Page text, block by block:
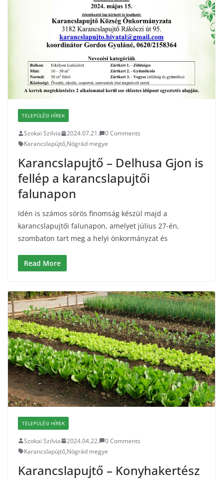
TELEPÜLÉSI HÍREK
Szokai Szilvia 2024.07.21.
0 Comments
Karancslapújtő,Nógrád megye
Karancslapujtő – Delhusa Gjon is
fellép a karancslapujtői
falunapon
Idén is számos sörös finomság készül majd a
karancslapujtői falunapon, amelyet július 27-én,
szombaton tart meg a helyi önkormányzat és
Read More
TELEPÜLÉSI HÍREK
Szokai Szilvia 2024.04.22.
0 Comments
Karancslapújtő,Nógrád megye
Karancslapujtő – Konyhakertész